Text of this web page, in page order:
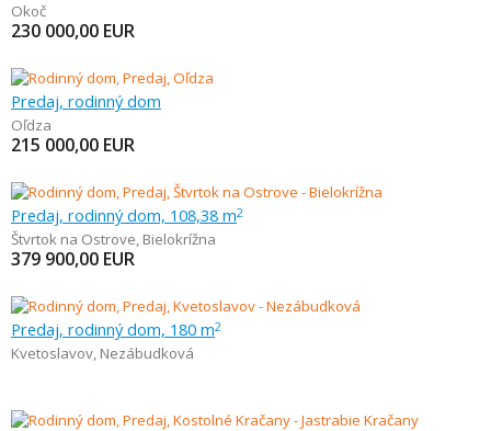
Okoč
230 000,00 EUR
Predaj, rodinný dom
Oľdza
215 000,00 EUR
Predaj, rodinný dom, 108,38 m2
Štvrtok na Ostrove, Bielokrížna
379 900,00 EUR
Predaj, rodinný dom, 180 m2
Kvetoslavov, Nezábudková